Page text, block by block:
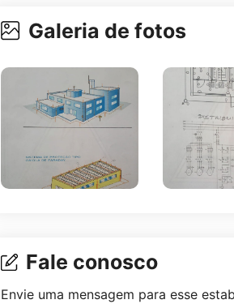
Galeria de fotos
Fale conosco
Envie uma mensagem para esse